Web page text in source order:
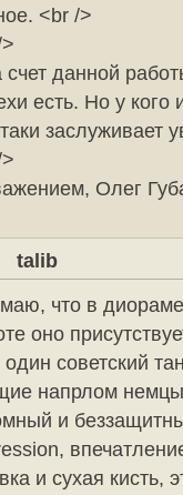
<br />
счет данной
есть. Но у
заслуживает
Олег
talib
что в
оно
один советский
напрлом
и
и сухая кисть,